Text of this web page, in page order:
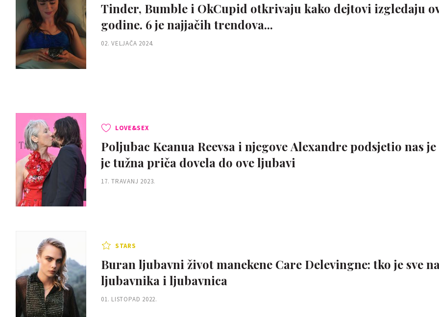
Tinder, Bumble i OkCupid otkrivaju kako dejtovi izgledaju
godine. 6 je najjačih trendova...
02. VELJAČA 2024.
LOVE&SEX
Poljubac Keanua Reevsa i njegove Alexandre podsjetio nas je
je tužna priča dovela do ove ljubavi
17. TRAVANJ 2023.
STARS
Buran ljubavni život manekene Care Delevingne: tko je sve
ljubavnika i ljubavnica
01. LISTOPAD 2022.